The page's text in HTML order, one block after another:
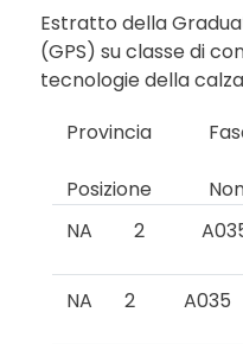
Estratto della
(GPS) su classe di
tecnologie della
Provincia
Posizione
NA
2
NA 2 A035